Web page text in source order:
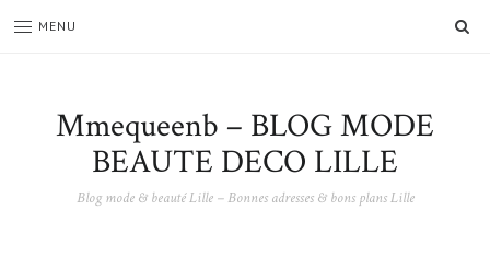
MENU
Mmequeenb – BLOG MODE
BEAUTE DECO LILLE
Blog mode & beauté Lille – Bonnes adresses & bons plans Lille